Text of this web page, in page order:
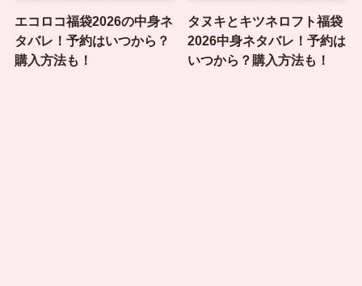
エコロコ福袋2026の中身ネ
タバレ！予約はいつから？
購入方法も！
タヌキとキツネロフト福袋
2026中身ネタバレ！予約は
いつから？購入方法も！